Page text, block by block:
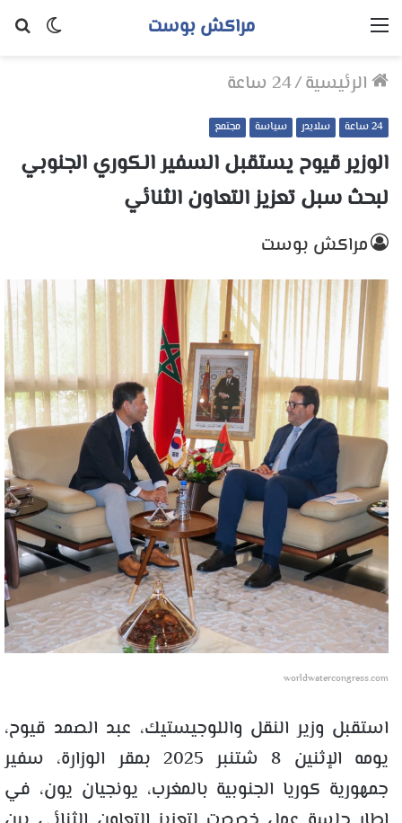
الوضع
مراكش بوست القائمة
الرئيسية/24 ساعة
24 ساعة سلايدر سياسة مجتمع
الوزير قيوح يستقبل السفير الكوري الجنوبي
لبحث سبل تعزيز التعاون الثنائي
مراكش بوست
worldwatercongress.com
استقبل وزير النقل واللوجيستيك، عبد الصمد قيوح،
يومه الإثنين 8 شتنبر 2025 بمقر الوزارة، سفير
جمهورية كوريا الجنوبية بالمغرب، يونجيان يون، في